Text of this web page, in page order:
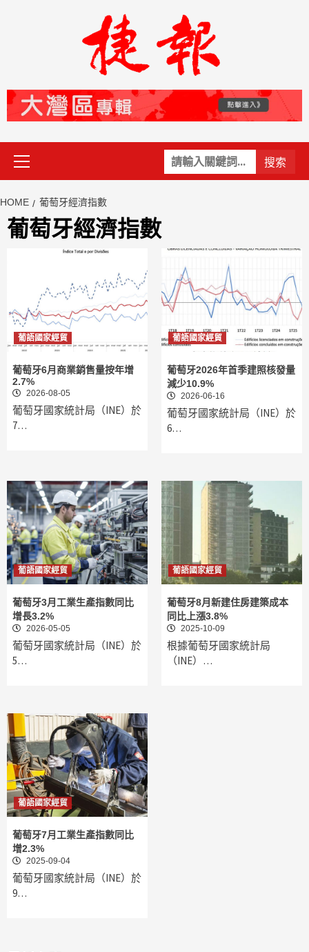
關
鍵
Primary
Menu
HOME 葡萄牙經濟指數
葡萄牙經濟指數
葡語國家經貿
葡萄牙6月商業銷售量按年增
2.7%
2026-08-05
葡萄牙國家統計局（INE）於
7…
葡語國家經貿
葡萄牙2026年首季建照核發量
減少10.9%
2026-06-16
葡萄牙國家統計局（INE）於
6…
葡語國家經貿
葡萄牙3月工業生產指數同比
增長3.2%
2026-05-05
葡萄牙國家統計局（INE）於
5…
葡語國家經貿
葡萄牙8月新建住房建築成本
同比上漲3.8%
2025-10-09
根據葡萄牙國家統計局
（INE）…
葡語國家經貿
葡萄牙7月工業生產指數同比
增2.3%
2025-09-04
葡萄牙國家統計局（INE）於
9…